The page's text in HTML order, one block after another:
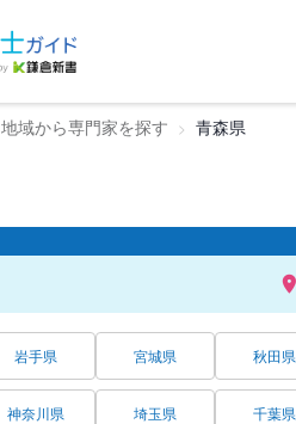
地域から専門家を探す 青森県
岩手県 宮城県 秋田県
神奈川県 埼玉県 千葉県